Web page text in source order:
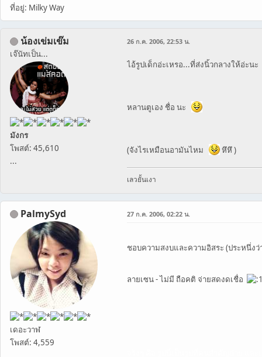
ที่อยู่: Milky Way
น้องเข่มเข๊ม
เจ๊นัทเป็น...
มังกร
โพสต์: 45,610
...
26 ก.ค. 2006, 22:53 น.
ไอ้รูปเด็กอ่ะเหรอ...ที่ส่งนิ้วกลางให้อ่ะนะ
หลานตูเอง ชื่อ นะ
(จังไรเหมือนอามันไหม หึหึ )
เลวยั้นเงา
PalmySyd
เดอะวาฬ
โพสต์: 4,559
27 ก.ค. 2006, 02:22 น.
ชอบความสงบและความอิสระ (ประหนึ่ง
ลายเซน - ไม่มี ถือคติ จ่ายสดงดเชื่อ